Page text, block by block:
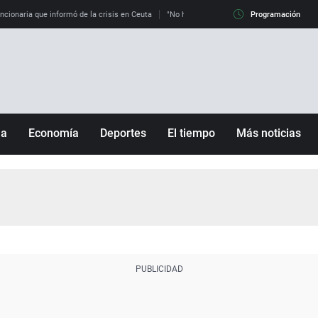
que informó de la crisis en Ceuta "No hay mafias, que no nos engañen":
Programación
Economía Deportes El tiempo Más noticias